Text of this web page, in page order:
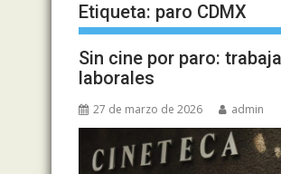
Etiqueta: paro CDMX
Sin cine por paro:
laborales
27 de marzo de 2026 admin